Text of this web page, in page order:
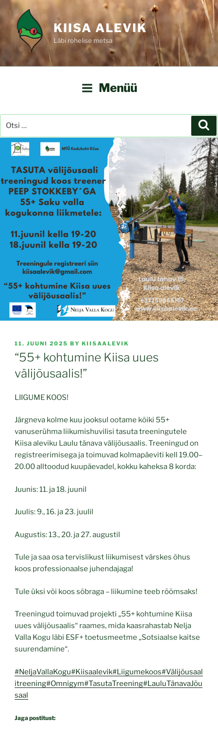
Liigu
sisu
juurde
KIISA ALEVIK
Läbi rohelise metsa
Menüü
Otsi:
POSTED
ON
11. JUUNI 2025 BY KIISAALEVIK
“55+ kohtumine Kiisa uues
välijõusaalis!”
LIIGUME KOOS!
Järgneva kolme kuu jooksul ootame kõiki 55+
vanuserühma liikumishuvilisi tasuta treeningutele
Kiisa aleviku Laulu tänava välijõusaalis. Treeningud on
registreerimisega ja toimuvad kolmapäeviti kell 19.00–
20.00 alltoodud kuupäevadel, kokku kaheksa 8 korda:
Juunis: 11. ja 18. juunil
Juulis: 9., 16. ja 23. juulil
Augustis: 13., 20. ja 27. augustil
Tule ja saa osa tervislikust liikumisest värskes õhus
koos professionaalse juhendajaga!
Tule üksi või koos sõbraga – liikumine teeb rõõmsaks!
Treeningud toimuvad projekti „55+ kohtumine Kiisa
uues välijõusaalis“ raames, mida kaasrahastab Nelja
Valla Kogu läbi ESF+ toetusmeetme „Sotsiaalse kaitse
suurendamine“.
#NeljaVallaKogu#Kiisaalevik#Liigumekoos#Välijõusaal
itreening#Omnigym#TasutaTreening#LauluTänavaJõu
saal
Jaga postitust: